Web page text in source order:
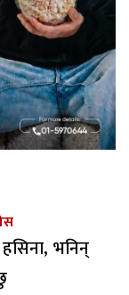
भनिन्